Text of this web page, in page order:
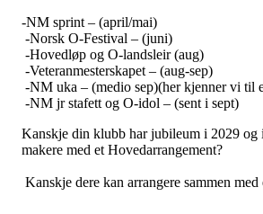
-NM sprint – (april/mai)
-Norsk O-Festival – (juni)
-Hovedløp og O-landsleir (aug)
-Veteranmesterskapet – (aug-sep)
-NM uka – (medio sep)(her kjenner vi til
-NM jr stafett og O-idol – (sent i sept)
Kanskje din klubb har jubileum i 2029 og
makere med et Hovedarrangement?
Kanskje dere kan arrangere sammen